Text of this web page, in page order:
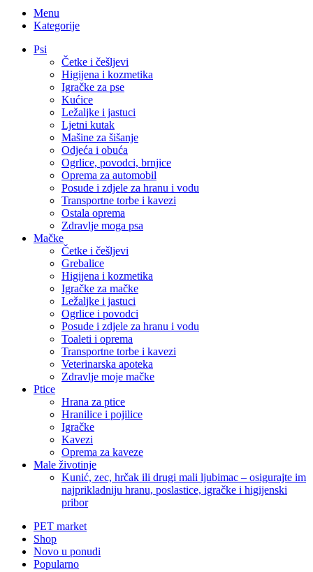
Menu
Kategorije
Psi
Četke i češljevi
Higijena i kozmetika
Igračke za pse
Kućice
Ležaljke i jastuci
Ljetni kutak
Mašine za šišanje
Odjeća i obuća
Ogrlice, povodci, brnjice
Oprema za automobil
Posude i zdjele za hranu i vodu
Transportne torbe i kavezi
Ostala oprema
Zdravlje moga psa
Mačke
Četke i češljevi
Grebalice
Higijena i kozmetika
Igračke za mačke
Ležaljke i jastuci
Ogrlice i povodci
Posude i zdjele za hranu i vodu
Toaleti i oprema
Transportne torbe i kavezi
Veterinarska apoteka
Zdravlje moje mačke
Ptice
Hrana za ptice
Hranilice i pojilice
Igračke
Kavezi
Oprema za kaveze
Male životinje
Kunić, zec, hrčak ili drugi mali ljubimac – osigurajte im
najprikladniju hranu, poslastice, igračke i higijenski
pribor
PET market
Shop
Novo u ponudi
Popularno